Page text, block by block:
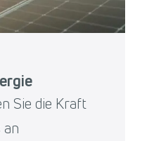
Sie die Kraft